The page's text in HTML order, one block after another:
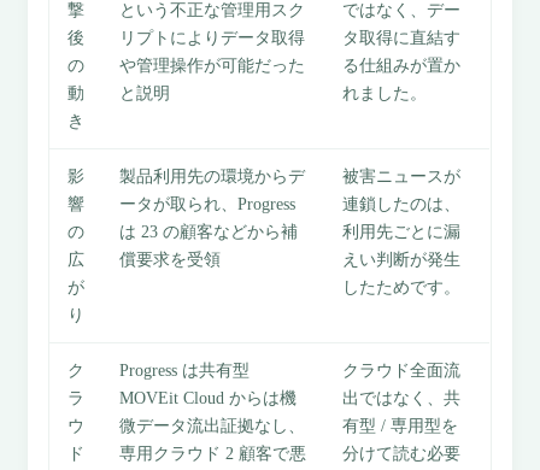
撃
後
の
動
き
という不正な管理用スク
リプトによりデータ取得
や管理操作が可能だった
と説明
ではなく、デー
タ取得に直結す
る仕組みが置か
れました。
影
響
の
広
が
り
製品利用先の環境からデ
ータが取られ、Progress
は 23 の顧客などから補
償要求を受領
被害ニュースが
連鎖したのは、
利用先ごとに漏
えい判断が発生
したためです。
ク
ラ
ウ
ド
Progress は共有型
MOVEit Cloud からは機
微データ流出証拠なし、
専用クラウド 2 顧客で悪
クラウド全面流
出ではなく、共
有型 / 専用型を
分けて読む必要